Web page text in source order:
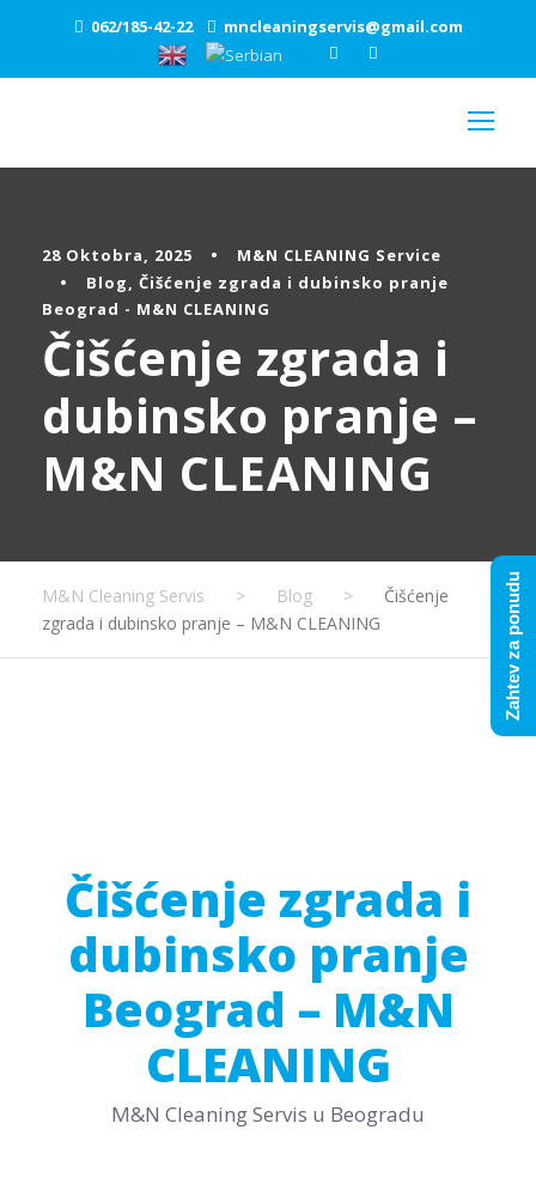
062/185-42-22 mncleaningservis@gmail.com
28 Oktobra, 2025 •
M&N CLEANING Service
•
Blog
Čišćenje zgrada i dubinsko pranje
Beograd - M&N CLEANING
Čišćenje zgrada i
dubinsko pranje –
M&N CLEANING
M&N Cleaning Servis > Blog >
Čišćenje
zgrada i dubinsko pranje – M&N CLEANING
Čišćenje zgrada i
dubinsko pranje
Beograd – M&N
CLEANING
M&N Cleaning Servis u Beogradu
Zahtev za ponudu